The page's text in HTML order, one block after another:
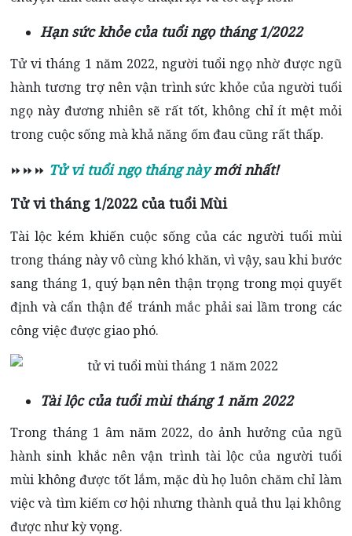
Hạn sức khỏe của tuổi ngọ tháng 1/2022
Tử vi tháng 1 năm 2022, người tuổi ngọ nhờ được ngũ
hành tương trợ nên vận trình sức khỏe của người tuổi
ngọ này đương nhiên sẽ rất tốt, không chỉ ít mệt mỏi
trong cuộc sống mà khả năng ốm đau cũng rất thấp.
⏩⏩⏩ Tử vi tuổi ngọ tháng nàymới nhất!
Tử vi tháng 1/2022 của tuổi Mùi
Tài lộc kém khiến cuộc sống của các người tuổi mùi
trong tháng này vô cùng khó khăn, vì vậy, sau khi bước
sang tháng 1, quý bạn nên thận trọng trong mọi quyết
định và cẩn thận để tránh mắc phải sai lầm trong các
công việc được giao phó.
Tài lộc của tuổi mùi tháng 1 năm 2022
Trong tháng 1 âm năm 2022, do ảnh hưởng của ngũ
hành sinh khắc nên vận trình tài lộc của người tuổi
mùi không được tốt lắm, mặc dù họ luôn chăm chỉ làm
việc và tìm kiếm cơ hội nhưng thành quả thu lại không
được như kỳ vọng.